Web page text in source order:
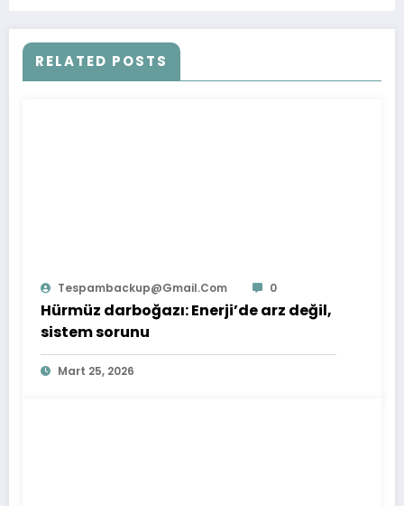
RELATED POSTS
Tespambackup@gmail.com 0
Hürmüz darboğazı: Enerji’de arz değil,
sistem sorunu
Mart 25, 2026